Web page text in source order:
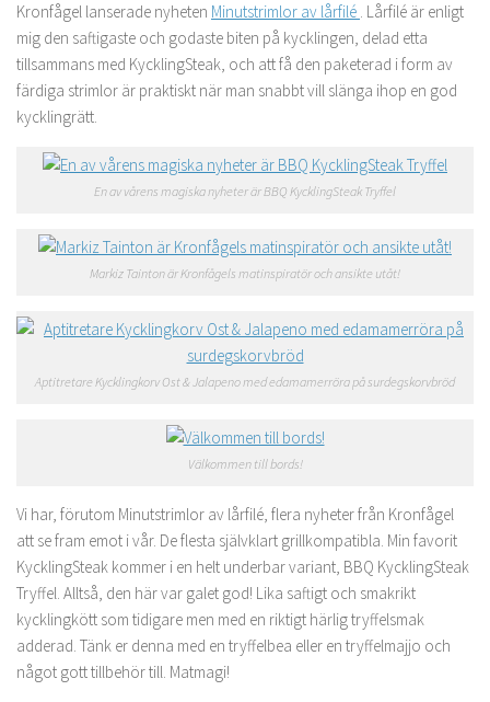
Kronfågel lanserade nyheten Minutstrimlor av lårfilé . Lårfilé är enligt
mig den saftigaste och godaste biten på kycklingen, delad etta
tillsammans med KycklingSteak, och att få den paketerad i form av
färdiga strimlor är praktiskt när man snabbt vill slänga ihop en god
kycklingrätt.
En av vårens magiska nyheter är BBQ KycklingSteak Tryffel
Markiz Tainton är Kronfågels matinspiratör och ansikte utåt!
Aptitretare Kycklingkorv Ost & Jalapeno med edamamerröra på surdegskorvbröd
Välkommen till bords!
Vi har, förutom Minutstrimlor av lårfilé, flera nyheter från Kronfågel
att se fram emot i vår. De flesta självklart grillkompatibla. Min favorit
KycklingSteak kommer i en helt underbar variant, BBQ KycklingSteak
Tryffel. Alltså, den här var galet god! Lika saftigt och smakrikt
kycklingkött som tidigare men med en riktigt härlig tryffelsmak
adderad. Tänk er denna med en tryffelbea eller en tryffelmajjo och
något gott tillbehör till. Matmagi!